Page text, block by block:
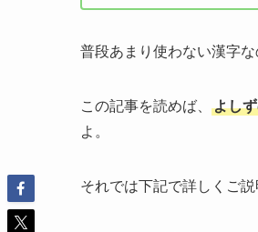
普段あまり使わない漢字
この記事を読めば、 よし
よ。
それでは下記で詳しくご説